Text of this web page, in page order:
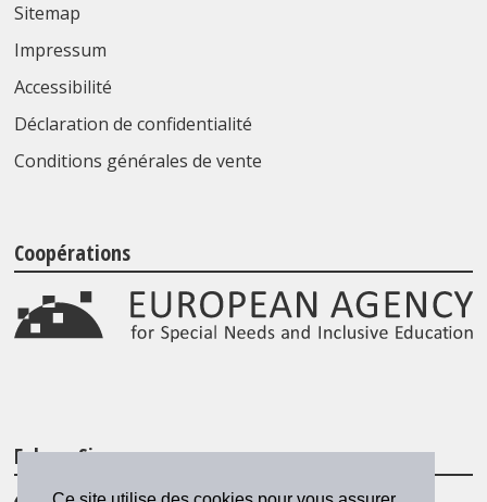
Sitemap
Impressum
Accessibilité
Déclaration de confidentialité
Conditions générales de vente
Coopérations
Folgen Sie uns